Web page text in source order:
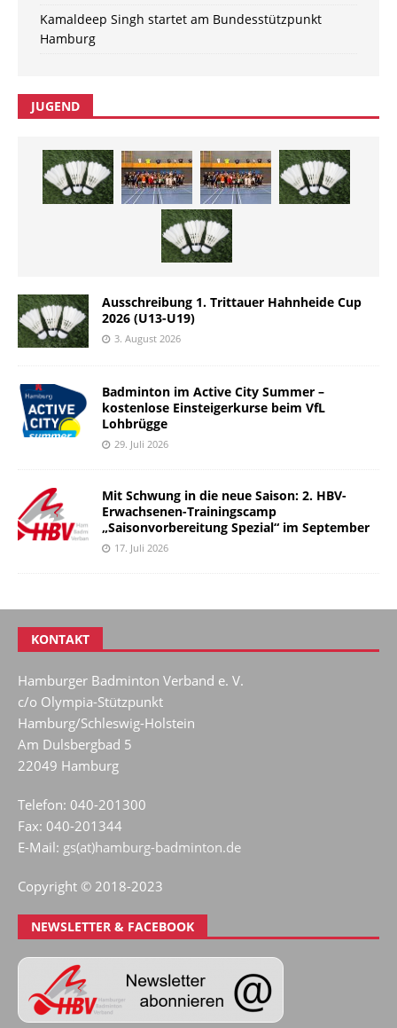
Kamaldeep Singh startet am Bundesstützpunkt
Hamburg
JUGEND
Ausschreibung 1. Trittauer Hahnheide Cup
2026 (U13-U19)
3. August 2026
Badminton im Active City Summer –
kostenlose Einsteigerkurse beim VfL
Lohbrügge
29. Juli 2026
Mit Schwung in die neue Saison: 2. HBV-
Erwachsenen-Trainingscamp
„Saisonvorbereitung Spezial“ im September
17. Juli 2026
KONTAKT
Hamburger Badminton Verband e. V.
c/o Olympia-Stützpunkt
Hamburg/Schleswig-Holstein
Am Dulsbergbad 5
22049 Hamburg
Telefon: 040-201300
Fax: 040-201344
E-Mail: gs(at)hamburg-badminton.de
Copyright © 2018-2023
NEWSLETTER & FACEBOOK